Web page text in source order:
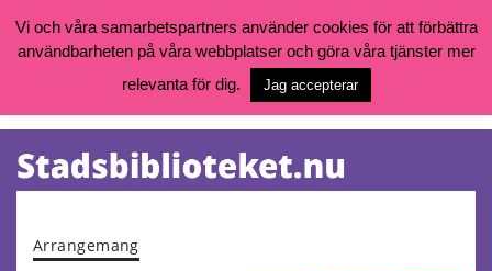
Vill du söka böcker, logga in på ditt bibliotekskonto eller nå övriga
goteborg.se/bibliotek
Öppettider, katalog och kontakt
Tjänster
Arrangemang
Vi och våra samarbetspartners använder cookies för att förbättra
användbarheten på våra webbplatser och göra våra tjänster mer
relevanta för dig.
Jag accepterar